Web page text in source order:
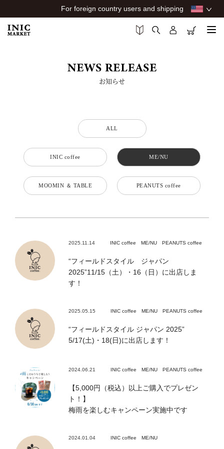
For foreign country users and shipping
お知らせ
ALL
INIC coffee ME/NU
MOOMIN ＆ TABLE PEANUTS coffee
2025.11.14 INIC coffee ME/NU PEANUTS coffee
“フィールドスタイル ジャパン
2025”11/15（土）・16（日）に出店しま
す！
2025.05.15 INIC coffee ME/NU PEANUTS coffee
“フィールドスタイル ジャパン 2025”
5/17(土)・18(日)に出店します！
2024.06.21 INIC coffee ME/NU PEANUTS coffee
【5,000円（税込）以上ご購入でプレゼン
ト！】
梅雨を楽しむキャンペーン実施中です
2024.01.04 INIC coffee ME/NU